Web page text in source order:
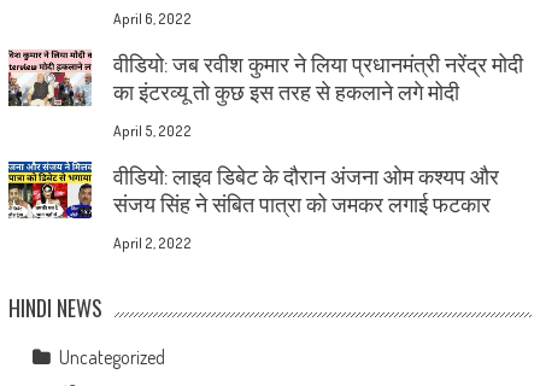
April 6, 2022
वीडियो: जब रवीश कुमार ने लिया प्रधानमंत्री नरेंद्र मोदी
का इंटरव्यू तो कुछ इस तरह से हकलाने लगे मोदी
April 5, 2022
वीडियो: लाइव डिबेट के दौरान अंजना ओम कश्यप और
संजय सिंह ने संबित पात्रा को जमकर लगाई फटकार
April 2, 2022
HINDI NEWS
Uncategorized